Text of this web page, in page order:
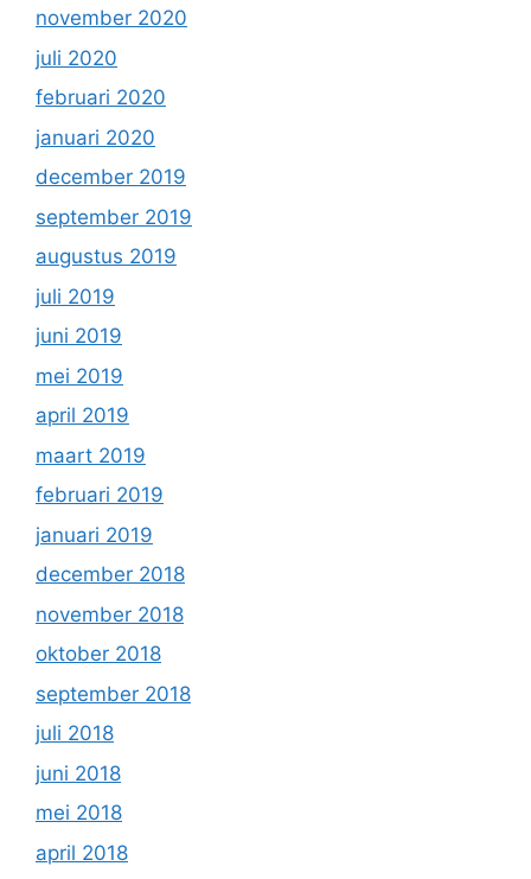
november 2020
juli 2020
februari 2020
januari 2020
december 2019
september 2019
augustus 2019
juli 2019
juni 2019
mei 2019
april 2019
maart 2019
februari 2019
januari 2019
december 2018
november 2018
oktober 2018
september 2018
juli 2018
juni 2018
mei 2018
april 2018